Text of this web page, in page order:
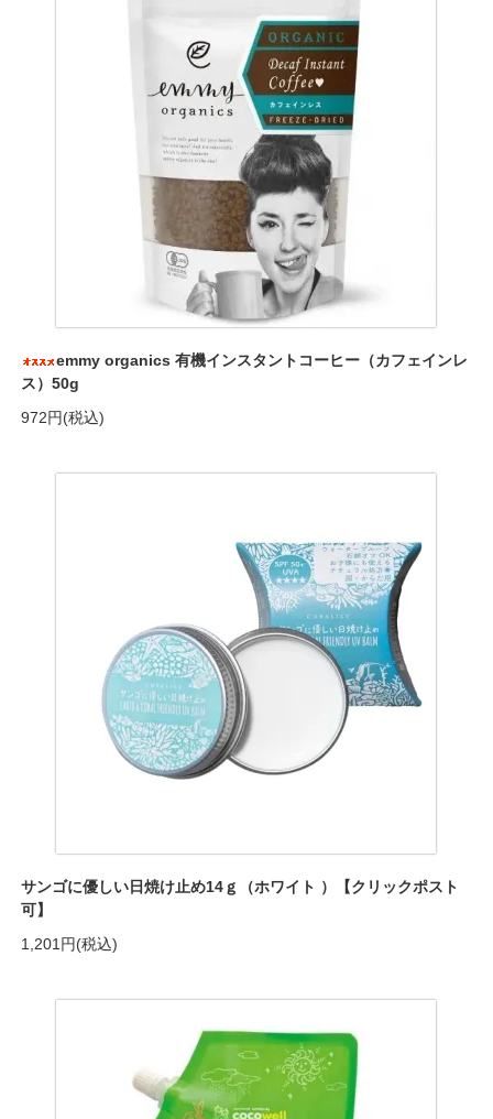
emmy organics 有機インスタントコーヒー（カフェインレ
ス）50g
972円(税込)
サンゴに優しい日焼け止め14ｇ（ホワイト ）【クリックポスト
可】
1,201円(税込)